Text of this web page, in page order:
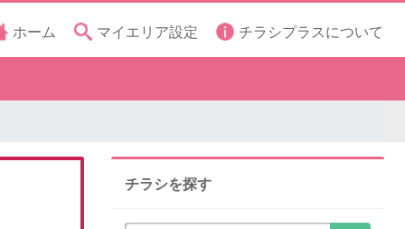
ホーム マイエリア設定 チラシプラスについて
チラシを探す